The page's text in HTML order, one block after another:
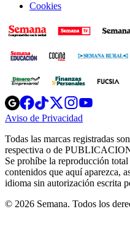
Cookies
Opens
in
new
Opens
in
new
Opens
in
new
window
Opens
new
windowwindow
Aviso de Privacidad
new
window
Todas las marcas registradas
respectiva o de
Se prohíbe la reproducción
contenidos que aquí aparezca,
idioma sin autorización escrita
© 2026 Semana. Todos los